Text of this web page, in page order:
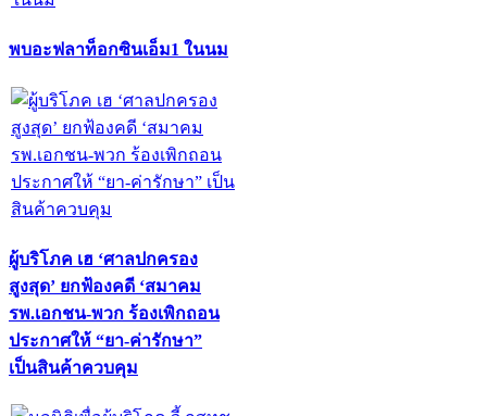
พบอะฟลาท็อกซินเอ็ม1 ในนม
ผู้บริโภค เฮ ‘ศาลปกครอง
สูงสุด’ ยกฟ้องคดี ‘สมาคม
รพ.เอกชน-พวก ร้องเพิกถอน
ประกาศให้ “ยา-ค่ารักษา”
เป็นสินค้าควบคุม